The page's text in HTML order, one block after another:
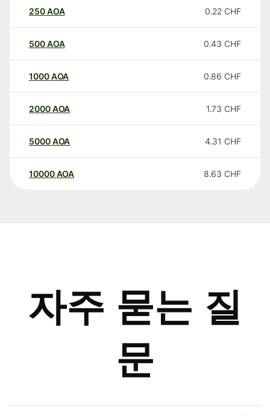
250AOA 0.22 CHF
500AOA 0.43 CHF
1000AOA 0.86 CHF
2000AOA 1.73 CHF
5000AOA 4.31 CHF
10000 AOA 8.63 CHF
자주 묻는 질
문